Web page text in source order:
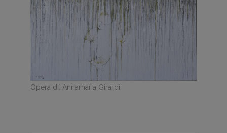
Opera di: Annamaria Girardi